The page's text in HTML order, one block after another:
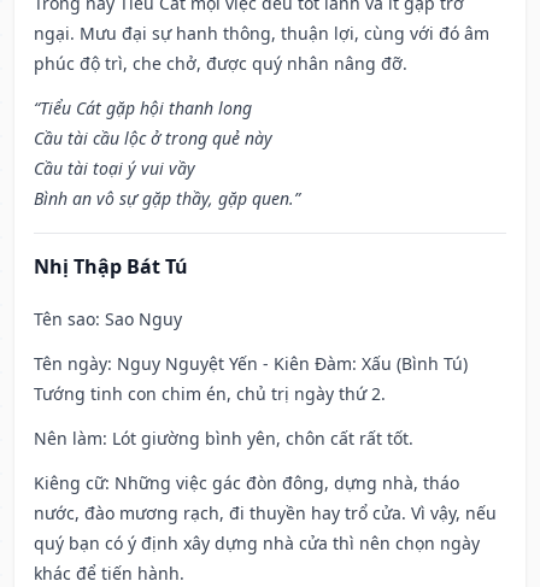
ngại. Mưu đại sự hanh thông, thuận lợi, cùng với đó âm
phúc độ trì, che chở, được quý nhân nâng đỡ.
“Tiểu Cát gặp hội thanh long
Cầu tài cầu lộc ở trong quẻ này
Cầu tài toại ý vui vầy
Bình an vô sự gặp thầy, gặp quen.”
Nhị Thập Bát Tú
Tên sao: Sao Nguy
Tên ngày: Nguy Nguyệt Yến - Kiên Đàm: Xấu (Bình Tú)
Tướng tinh con chim én, chủ trị ngày thứ 2.
Nên làm: Lót giường bình yên, chôn cất rất tốt.
Kiêng cữ: Những việc gác đòn đông, dựng nhà, tháo
nước, đào mương rạch, đi thuyền hay trổ cửa. Vì vậy, nếu
quý bạn có ý định xây dựng nhà cửa thì nên chọn ngày
khác để tiến hành.